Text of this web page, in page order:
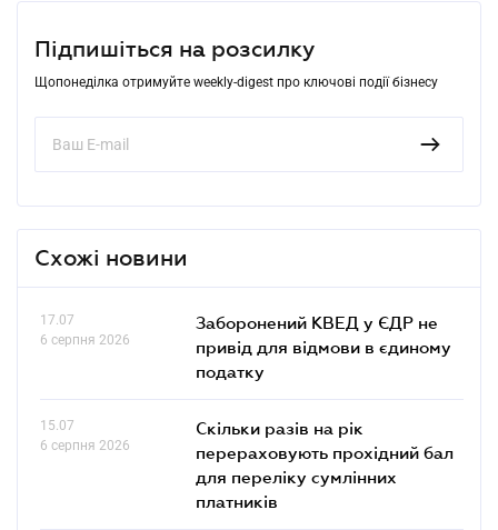
Підпишіться на розсилку
Щопонеділка отримуйте weekly-digest про ключові події бізнесу
Схожі новини
17.07
6 серпня 2026
Заборонений КВЕД у ЄДР не
привід для відмови в єдиному
податку
15.07
6 серпня 2026
Скільки разів на рік
перераховують прохідний бал
для переліку сумлінних
платників